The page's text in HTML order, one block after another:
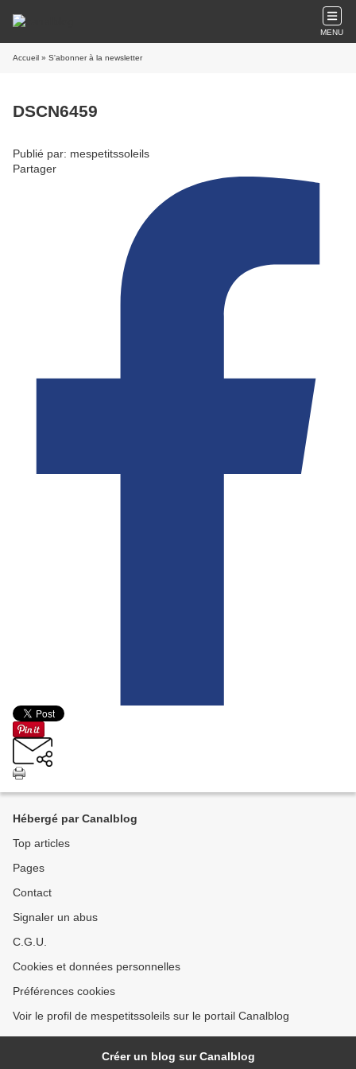
MENU
Accueil » S'abonner à la newsletter
DSCN6459
Publié par: mespetitssoleils
Partager
Hébergé par Canalblog
Top articles
Pages
Contact
Signaler un abus
C.G.U.
Cookies et données personnelles
Préférences cookies
Voir le profil de mespetitssoleils sur le portail Canalblog
Créer un blog sur Canalblog